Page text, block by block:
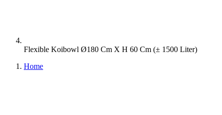
Flexible Koibowl Ø180 Cm X H 60 Cm (± 1500 Liter)
Home